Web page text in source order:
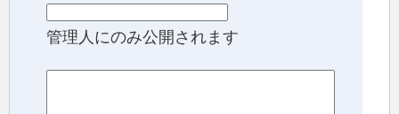
管理人にのみ公開されます